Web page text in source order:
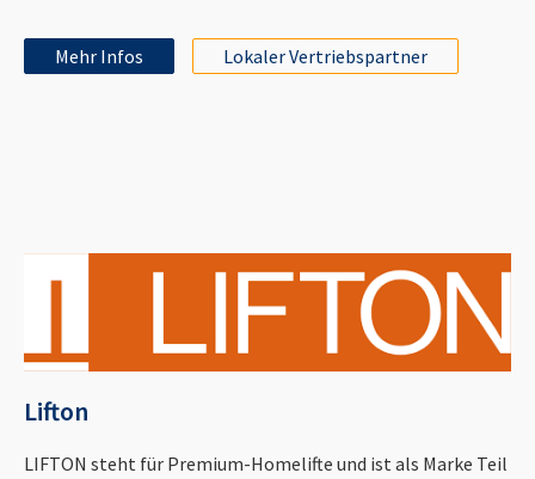
Mehr Infos Lokaler Vertriebspartner
Lifton
LIFTON steht für Premium-Homelifte und ist als Marke Teil